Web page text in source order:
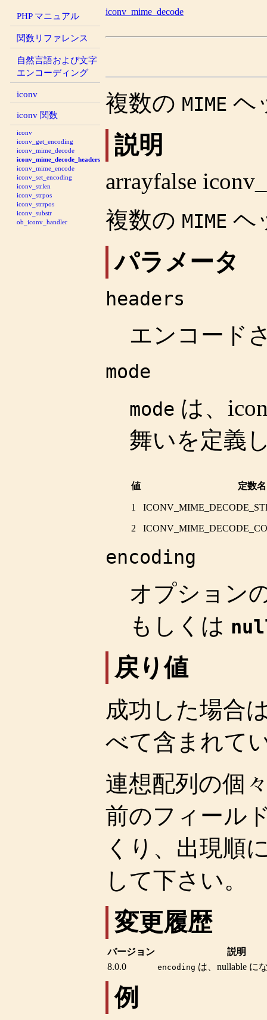
PHP マニュアル
関数リファレンス
自然言語および文字
エンコーディング
iconv
iconv 関数
iconv
iconv_get_encoding
iconv_mime_decode
iconv_mime_decode_headers
iconv_mime_encode
iconv_set_encoding
iconv_strlen
iconv_strpos
iconv_strrpos
iconv_substr
ob_iconv_handler
iconv_mime_decode
複数の MIME ヘ
説明
arrayfalse
複数の MIME ヘ
パラメータ
headers
エンコード
mode
mode は、
舞いを定義
値 定数名
1
2
encoding
オプション
もしくは
戻り値
成功した場合
べて含まれて
連想配列の個
前のフィール
くり、出現順
して下さい。
変更履歴
バージョン
説明
8.0.0
encoding は、nullable に
例